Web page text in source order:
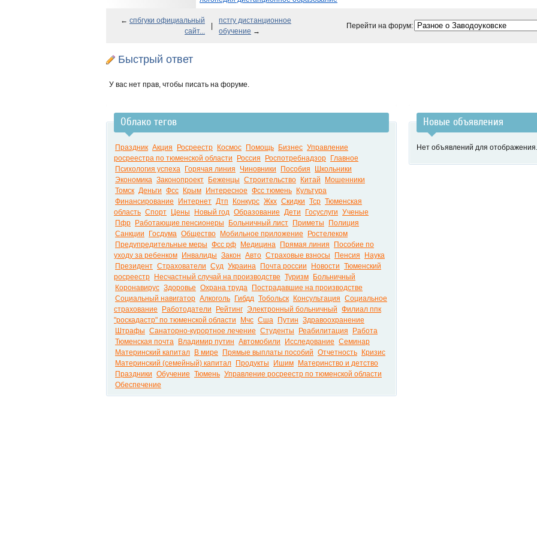
← спбгуки официальный
сайт...
пстгу дистанционное
обучение →
Перейти на форум:
Быстрый ответ
У вас нет прав, чтобы писать на форуме.
Облако тегов
Праздник Акция Росреестр Космос Помощь Бизнес Управление
росреестра по тюменской области
Россия Роспотребнадзор
Главное
Психология успеха
Горячая линия Чиновники Пособия
Школьники
Экономика Законопроект Беженцы Строительство Китай
Мошенники
Томск Деньги Фсс Крым Интересное Фсс тюмень
Культура
Финансирование
Интернет Дтп Конкурс Жкх Скидки Тср Тюменская
область Спорт Цены Новый год Образование Дети Госуслуги Ученые
Пфр
Работающие пенсионеры Больничный лист Приметы
Полиция
Санкции
Госдума Общество Мобильное приложение
Ростелеком
Предупредительные меры Фсс рф Медицина Прямая линия
Пособие по
уходу за ребенком
Инвалиды Закон Авто Страховые взносы Пенсия
Наука
Президент Страхователи Суд Украина Почта россии Новости Тюменский
росреестр
Несчастный случай на производстве Туризм
Больничный
Коронавирус Здоровье Охрана труда
Пострадавшие на производстве
Социальный навигатор Алкоголь Гибдд Тобольск Консультация Социальное
страхование
Работодатели Рейтинг Электронный больничный Филиал ппк
"роскадастр" по тюменской области
Мчс Сша Путин Здравоохранение
Штрафы Санаторно-курортное лечение Студенты Реабилитация
Работа
Тюменская почта
Владимир путин Автомобили Исследование Семинар
Материнский капитал
В мире Прямые выплаты пособий Отчетность
Кризис
Материнский (семейный) капитал
Продукты Ишим
Материнство и детство
Праздники Обучение Тюмень Управление росреестр по тюменской области
Обеспечение
Новые объявления
Нет объявлений для отображения.